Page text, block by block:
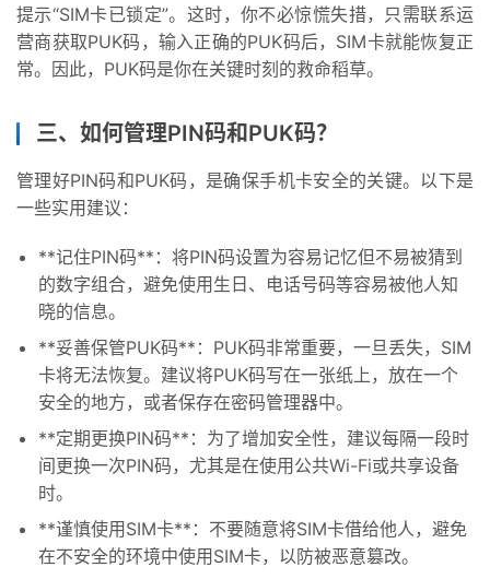
页
卡
防
提示“SIM卡已锁定”。这时，你不必惊慌失措，只需联系运
营商获取PUK码，输入正确的PUK码后，SIM卡就能恢复正
常。因此，PUK码是你在关键时刻的救命稻草。
三、如何管理PIN码和PUK码？
管理好PIN码和PUK码，是确保手机卡安全的关键。以下是
一些实用建议：
**记住PIN码**：将PIN码设置为容易记忆但不易被猜到
的数字组合，避免使用生日、电话号码等容易被他人知
晓的信息。
**妥善保管PUK码**：PUK码非常重要，一旦丢失，SIM
卡将无法恢复。建议将PUK码写在一张纸上，放在一个
安全的地方，或者保存在密码管理器中。
**定期更换PIN码**：为了增加安全性，建议每隔一段时
间更换一次PIN码，尤其是在使用公共Wi-Fi或共享设备
时。
**谨慎使用SIM卡**：不要随意将SIM卡借给他人，避免
在不安全的环境中使用SIM卡，以防被恶意篡改。